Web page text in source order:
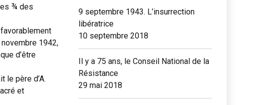
¾ des
1942,
d’être
le père d’A.
et
9 septembre 1943. L’insurrection
libératrice
10 septembre 2018
Il y a 75 ans, le Conseil National de la
Résistance
29 mai 2018